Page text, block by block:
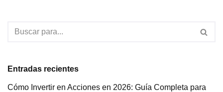
Entradas recientes
Cómo Invertir en Acciones en 2026: Guía Completa para